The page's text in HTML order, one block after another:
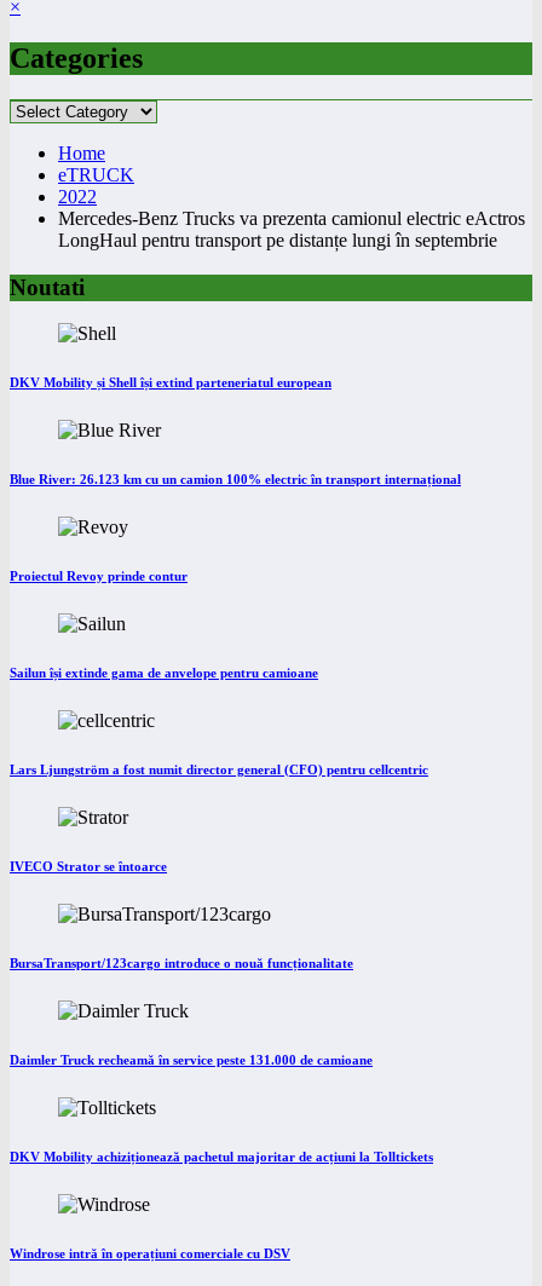
×
Categories
Categories
Home
eTRUCK
2022
Mercedes-Benz Trucks va prezenta camionul electric eActros
LongHaul pentru transport pe distanțe lungi în septembrie
Noutati
DKV Mobility și Shell își extind parteneriatul european
Blue River: 26.123 km cu un camion 100% electric în transport internațional
Proiectul Revoy prinde contur
Sailun își extinde gama de anvelope pentru camioane
Lars Ljungström a fost numit director general (CFO) pentru cellcentric
IVECO Strator se întoarce
BursaTransport/123cargo introduce o nouă funcționalitate
Daimler Truck recheamă în service peste 131.000 de camioane
DKV Mobility achiziționează pachetul majoritar de acțiuni la Tolltickets
Windrose intră în operațiuni comerciale cu DSV